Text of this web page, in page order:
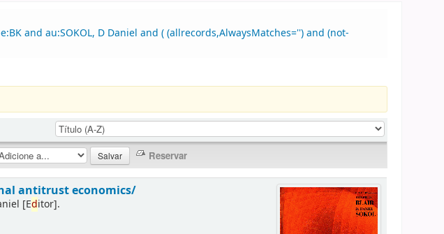
and au:SOKOL, D Daniel and ( (allrecords,AlwaysMatches='') and (not-
antitrust economics/
[Editor].